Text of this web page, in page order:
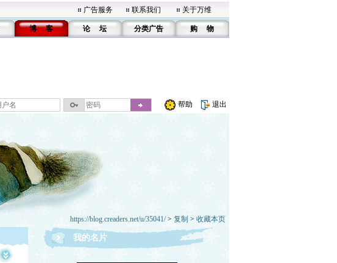
广告服务 联系我们 关于万维
博 客 论 坛 分类广告 购 物
帮助 退出
https://blog.creaders.net/u/35041/> 复制 > 收藏本页
我的名片